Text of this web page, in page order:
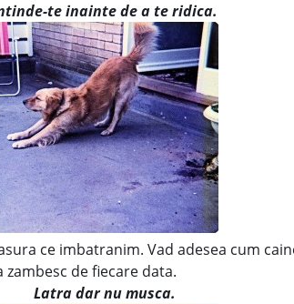
te inainte de a te ridica.
ce imbatranim. Vad adesea cum
zambesc de fiecare data.
Latra dar nu musca.